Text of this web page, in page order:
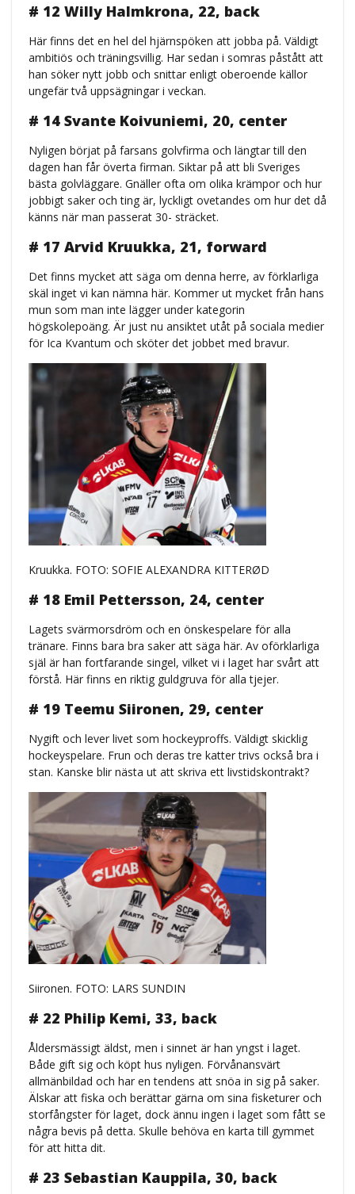
# 12 Willy Halmkrona, 22, back
Här finns det en hel del hjärnspöken att jobba på. Väldigt
ambitiös och träningsvillig. Har sedan i somras påstått att
han söker nytt jobb och snittar enligt oberoende källor
ungefär två uppsägningar i veckan.
# 14 Svante Koivuniemi, 20, center
Nyligen börjat på farsans golvfirma och längtar till den
dagen han får överta firman. Siktar på att bli Sveriges
bästa golvläggare. Gnäller ofta om olika krämpor och hur
jobbigt saker och ting är, lyckligt ovetandes om hur det då
känns när man passerat 30- sträcket.
# 17 Arvid Kruukka, 21, forward
Det finns mycket att säga om denna herre, av förklarliga
skäl inget vi kan nämna här. Kommer ut mycket från hans
mun som man inte lägger under kategorin
högskolepoäng. Är just nu ansiktet utåt på sociala medier
för Ica Kvantum och sköter det jobbet med bravur.
Kruukka. FOTO: SOFIE ALEXANDRA KITTERØD
# 18 Emil Pettersson, 24, center
Lagets svärmorsdröm och en önskespelare för alla
tränare. Finns bara bra saker att säga här. Av oförklarliga
själ är han fortfarande singel, vilket vi i laget har svårt att
förstå. Här finns en riktig guldgruva för alla tjejer.
# 19 Teemu Siironen, 29, center
Nygift och lever livet som hockeyproffs. Väldigt skicklig
hockeyspelare. Frun och deras tre katter trivs också bra i
stan. Kanske blir nästa ut att skriva ett livstidskontrakt?
Siironen. FOTO: LARS SUNDIN
# 22 Philip Kemi, 33, back
Åldersmässigt äldst, men i sinnet är han yngst i laget.
Både gift sig och köpt hus nyligen. Förvånansvärt
allmänbildad och har en tendens att snöa in sig på saker.
Älskar att fiska och berättar gärna om sina fisketurer och
storfångster för laget, dock ännu ingen i laget som fått se
några bevis på detta. Skulle behöva en karta till gymmet
för att hitta dit.
# 23 Sebastian Kauppila, 30, back